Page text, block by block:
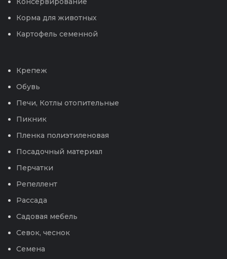
Корма для животных
Картофель семенной
Крепеж
Обувь
Печи, Котлы отопительные
Пикник
Пленка полиэтиленовая
Посадочный материал
Перчатки
Репеллент
Рассада
Садовая мебель
Севок, чеснок
Семена